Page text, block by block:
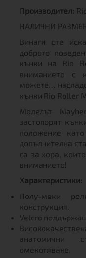
Производител:
НАЛИЧНИ
Винаги сте
доброто
кънки на Rio
вниманието с
можете…
кънки Rio Roller
Моделът
застопорят
положение
допълнителна
са за хора,
вниманието!
Характеристики:
Полу-меки
конструкция.
Velcro
анатомични
омекотяване.